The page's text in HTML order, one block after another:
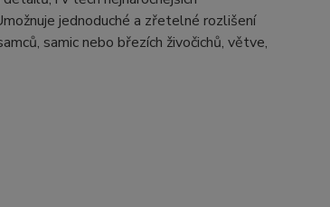
jednoduché a zřetelné rozlišení
samic nebo březích živočichů, větve,